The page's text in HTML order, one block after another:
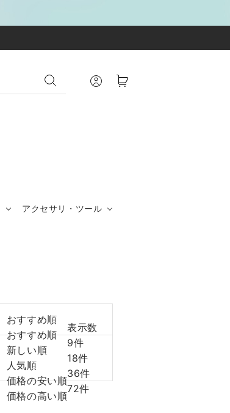
アクセサリ・ツール
おすすめ順
おすすめ順
新しい順
人気順
価格の安い順
価格の高い順
表示数
9件
18件
36件
72件